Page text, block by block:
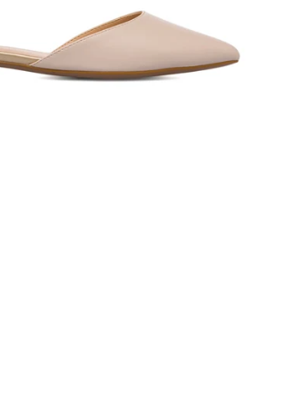
PittaRosso